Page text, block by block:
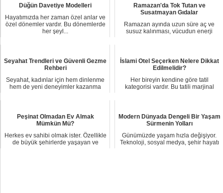
Düğün Davetiye Modelleri
Hayatımızda her zaman özel anlar ve
özel dönemler vardır. Bu dönemlerde
her şeyl...
Ramazan'da Tok Tutan ve
Susatmayan Gıdalar
Ramazan ayında uzun süre aç ve
susuz kalınması, vücudun enerji
Seyahat Trendleri ve Güvenli Gezme
Rehberi
Seyahat, kadınlar için hem dinlenme
hem de yeni deneyimler kazanma
İslami Otel Seçerken Nelere Dikkat
Edilmelidir?
Her bireyin kendine göre tatil
kategorisi vardır. Bu tatili marjinal
Peşinat Olmadan Ev Almak
Mümkün Mü?
Herkes ev sahibi olmak ister. Özellikle
de büyük şehirlerde yaşayan ve
Modern Dünyada Dengeli Bir Yaşam
Sürmenin Yolları
Günümüzde yaşam hızla değişiyor.
Teknoloji, sosyal medya, şehir hayatı